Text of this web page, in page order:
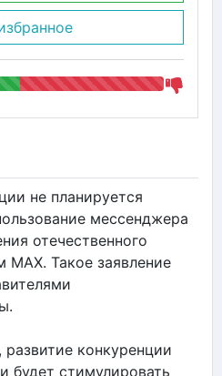
не планируется
мессенджера
отечественного
MAX. Такое заявление
конкуренции
стимулировать